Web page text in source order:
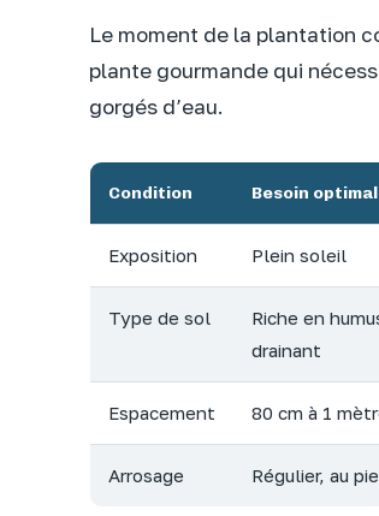
Le moment de la plantation
plante gourmande qui
gorgés d’eau.
Condition Besoin optimal
Exposition Plein soleil
Type de sol
Riche en
drainant
Espacement 80 cm à 1
Arrosage Régulier, au